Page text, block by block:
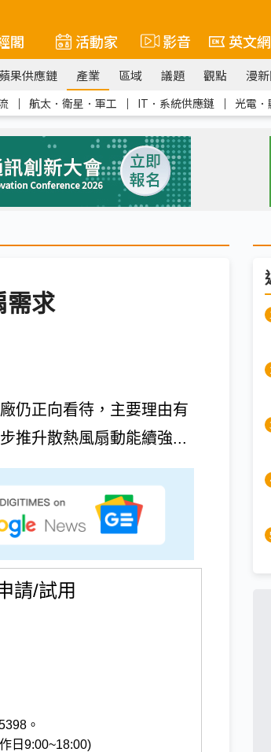
閣 活動家 影音 英文網
蘋果供應鏈 產業 區域 議題 觀點 漫
｜ 航太．衛星．軍工 ｜ IT．系統供應鏈 ｜ 光電
需求
仍正向看待，主要理由有
推升散熱風扇動能續強...
請/試用
。
日9:00~18:00)